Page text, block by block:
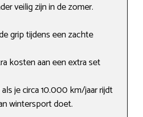
veilig zijn in de zomer.
grip tijdens een zachte
kosten aan een extra set
je circa 10.000 km/jaar rijdt
wintersport doet.